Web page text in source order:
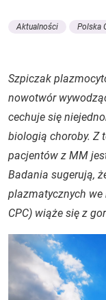
Aktualności Polska
Szpiczak
nowotwór
cechuje się
biologią choroby. Z
pacjentów z MM
Badania sugerują,
plazmatycznych
CPC) wiąże się z